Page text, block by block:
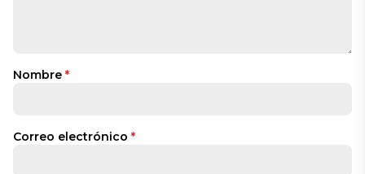
Nombre *
Correo electrónico *